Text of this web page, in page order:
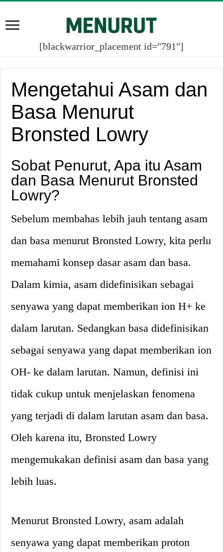
[blackwarrior_placement id="791"]
Mengetahui Asam dan
Basa Menurut
Bronsted Lowry
Sobat Penurut, Apa itu Asam
dan Basa Menurut Bronsted
Lowry?
Sebelum membahas lebih jauh tentang asam
dan basa menurut Bronsted Lowry, kita perlu
memahami konsep dasar asam dan basa.
Dalam kimia, asam didefinisikan sebagai
senyawa yang dapat memberikan ion H+ ke
dalam larutan. Sedangkan basa didefinisikan
sebagai senyawa yang dapat memberikan ion
OH- ke dalam larutan. Namun, definisi ini
tidak cukup untuk menjelaskan fenomena
yang terjadi di dalam larutan asam dan basa.
Oleh karena itu, Bronsted Lowry
mengemukakan definisi asam dan basa yang
lebih luas.
Menurut Bronsted Lowry, asam adalah
senyawa yang dapat memberikan proton